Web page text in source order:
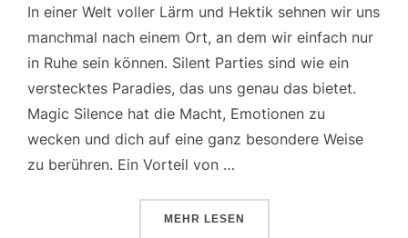
In einer Welt voller Lärm und Hektik sehnen wir uns
manchmal nach einem Ort, an dem wir einfach nur
in Ruhe sein können. Silent Parties sind wie ein
verstecktes Paradies, das uns genau das bietet.
Magic Silence hat die Macht, Emotionen zu
wecken und dich auf eine ganz besondere Weise
zu berühren. Ein Vorteil von …
MEHR ÜBER „MAGIC SILENCE – EINE
LESEN